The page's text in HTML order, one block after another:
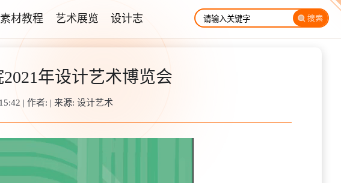
素材教程 艺术展览 设计志
年设计艺术博览会
| 作者: | 来源: 设计艺术